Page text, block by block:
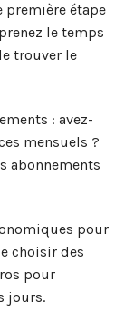
première étape
le temps
trouver le
: avez-
mensuels ?
abonnements
pour
choisir des
pour
jours.